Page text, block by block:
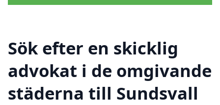
Sök efter en skicklig
advokat i de omgivande
städerna till Sundsvall